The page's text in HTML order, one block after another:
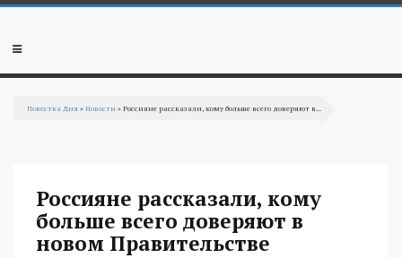
Перейти к основному содержанию
Мобильное
Повестка Дня »Новости » Россияне рассказали, кому больше всего доверяют в...
Россияне рассказали, кому
больше всего доверяют в
новом Правительстве